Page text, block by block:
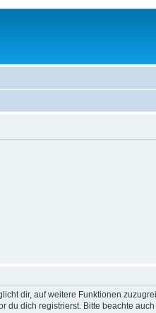
dir, auf weitere Funktionen
dich registrierst. Bitte beachte